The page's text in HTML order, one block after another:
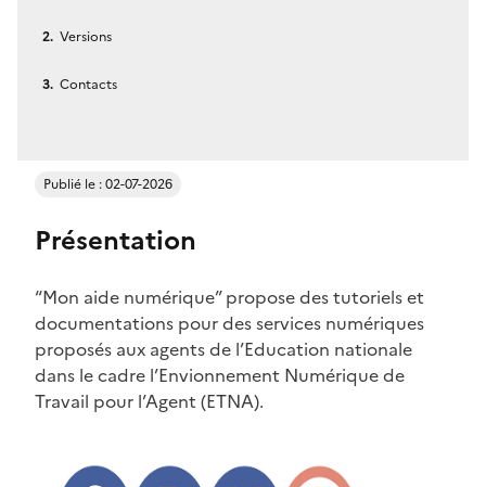
Versions
Contacts
Publié le : 02-07-2026
Présentation
“Mon aide numérique” propose des tutoriels et
documentations pour des services numériques
proposés aux agents de l’Education nationale
dans le cadre l’Envionnement Numérique de
Travail pour l’Agent (ETNA).